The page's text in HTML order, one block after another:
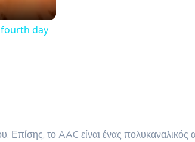
day
το AAC είναι ένας πολυκαναλικός